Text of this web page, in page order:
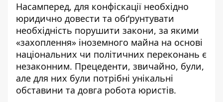
Насамперед, для конфіскації необхідно
юридично довести та обґрунтувати
необхідність порушити закони, за якими
«захоплення» іноземного майна на основі
національних чи політичних переконань є
незаконним. Прецеденти, звичайно, були,
але для них були потрібні унікальні
обставини та довга робота юристів.